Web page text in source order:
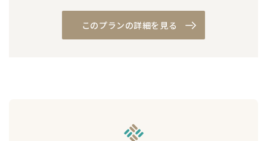
このプランの詳細を見る